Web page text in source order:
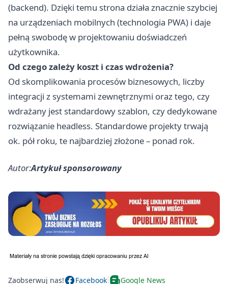
(backend). Dzięki temu strona działa znacznie szybciej
na urządzeniach mobilnych (technologia PWA) i daje
pełną swobodę w projektowaniu doświadczeń
użytkownika.
Od czego zależy koszt i czas wdrożenia?
Od skomplikowania procesów biznesowych, liczby
integracji z systemami zewnętrznymi oraz tego, czy
wdrażany jest standardowy szablon, czy dedykowane
rozwiązanie headless. Standardowe projekty trwają
ok. pół roku, te najbardziej złożone – ponad rok.
Autor:Artykuł sponsorowany
Zaobserwuj nas! Facebook Google News